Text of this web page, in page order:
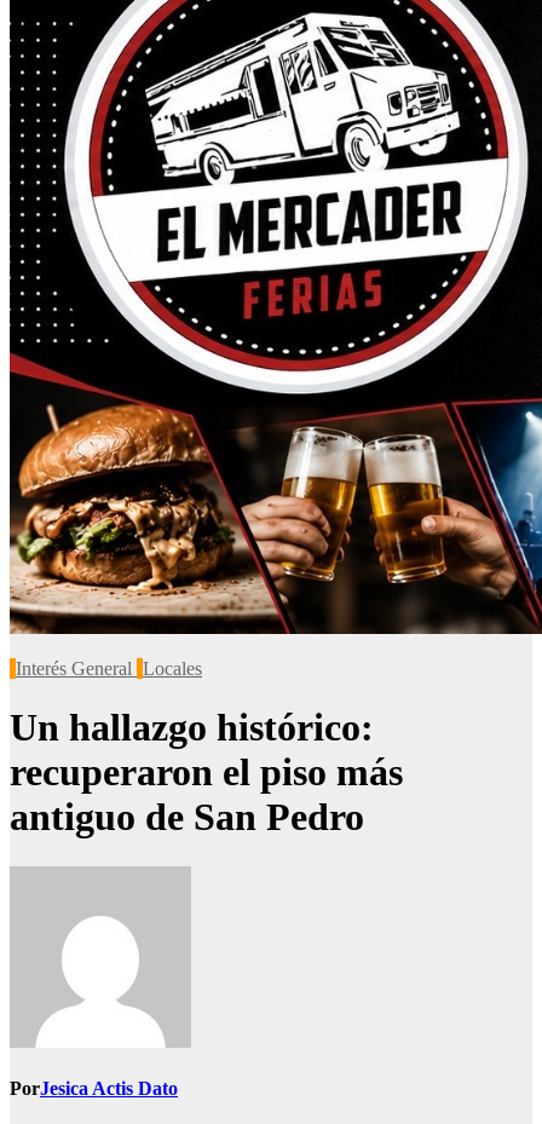
Interés General Locales
Un hallazgo histórico:
recuperaron el piso más
antiguo de San Pedro
PorJesica Actis Dato